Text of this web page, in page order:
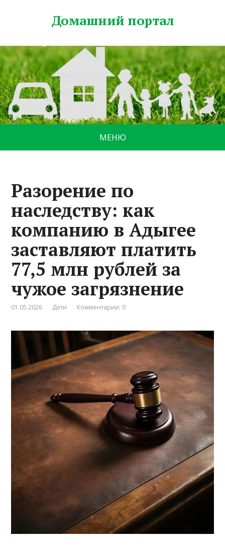
Домашний портал
МЕНЮ
Разорение по
наследству: как
компанию в Адыгее
заставляют платить
77,5 млн рублей за
чужое загрязнение
01.05.2026 Дети Комментарии: 0